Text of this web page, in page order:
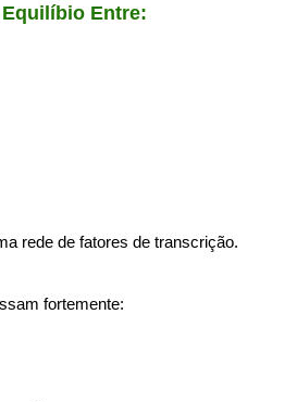
Entre:
rede de fatores de transcrição.
fortemente: